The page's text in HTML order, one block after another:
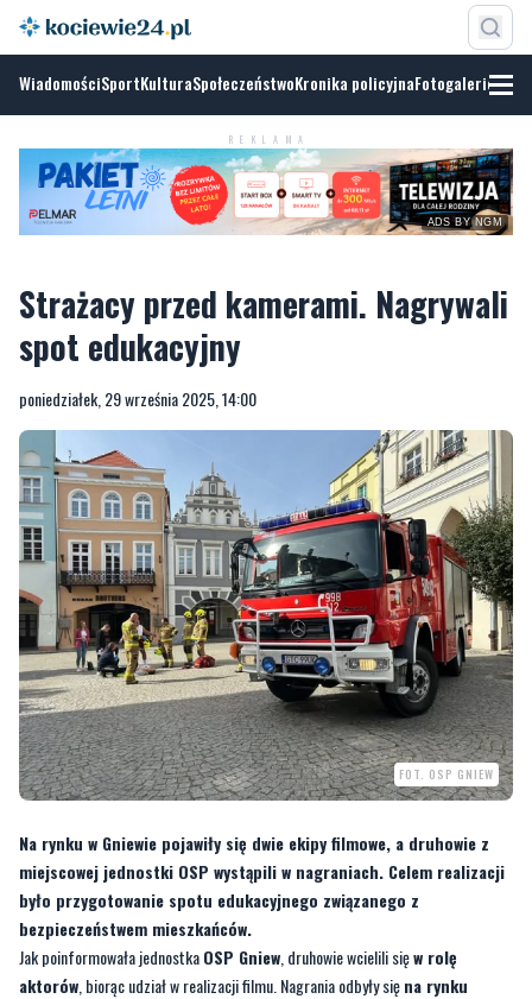
WiadomościSportKulturaSpołeczeństwoKronika policyjnaFotogalerie
REKLAMA
NGM
Strażacy przed kamerami. Nagrywali
poniedziałek, 29 września 2025, 14:00
FOT. OSP GNIEW
Na rynku w Gniewie pojawiły się dwie ekipy filmowe, a druhowie z
miejscowej jednostki OSP wystąpili w nagraniach. Celem realizacji
bezpieczeństwem mieszkańców.
Jak poinformowała jednostkaOSP Gniew, druhowie wcielili sięw rolę
aktorów, biorąc udział w realizacji filmu. Nagrania odbyły sięna rynku
miasta, gdzie równolegle pracowały
[galeria]
Spot ma miećcharakter edukacyjnyi dotyczyć ratowania życia i mienia.